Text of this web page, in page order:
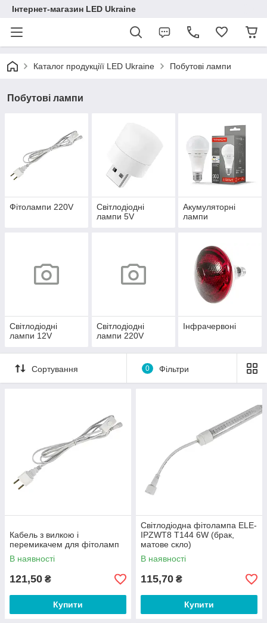
Інтернет-магазин LED Ukraine
Каталог продукціїї LED Ukraine Побутові лампи
Побутові лампи
Фітолампи 220V
Світлодіодні
лампи 5V
Акумуляторні
лампи
Світлодіодні
лампи 12V
Світлодіодні
лампи 220V
Інфрачервоні
Сортування 0 Фільтри
Кабель з вилкою і
перемикачем для фітоламп
В наявності
121,50 ₴
Купити
Світлодіодна фітолампа ELE-
IPZWT8 T144 6W (брак,
матове скло)
В наявності
115,70 ₴
Купити